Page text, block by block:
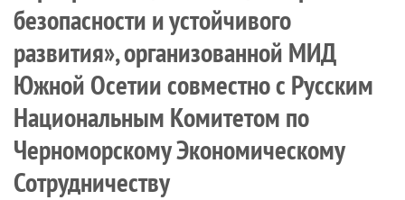
безопасности и устойчивого
развития», организованной МИД
Южной Осетии совместно с Русским
Национальным Комитетом по
Черноморскому Экономическому
Сотрудничеству